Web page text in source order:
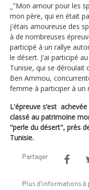
_"Mon amour pour les
mon père, qui en était
j'étais amoureuse des
à de nombreuses
participé à un rallye
le désert. J'ai participé
Tunisie, qui se déroulait
Ben Ammou,
femme à participer à un
L'épreuve s’est
classé au patrimoine
"perle du désert", près
Tunisie.
Partager
Plus d'informations à